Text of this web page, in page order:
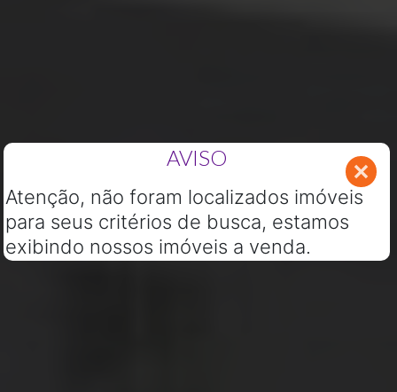
AVISO
Atenção, não foram localizados imóveis
para seus critérios de busca, estamos
exibindo nossos imóveis a venda.